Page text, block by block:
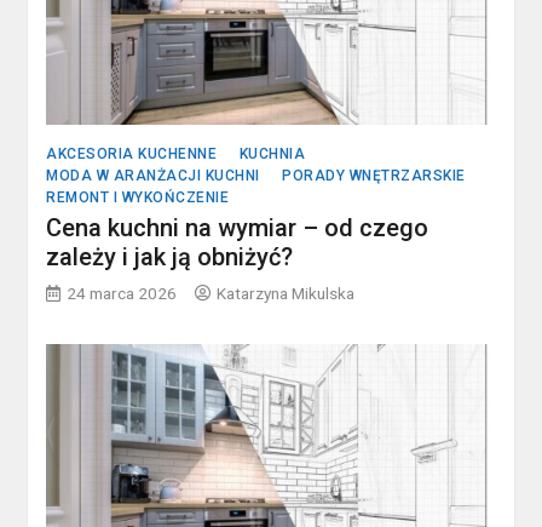
AKCESORIA KUCHENNE
KUCHNIA
MODA W ARANŻACJI KUCHNI
PORADY WNĘTRZARSKIE
REMONT I WYKOŃCZENIE
Cena kuchni na wymiar – od czego
zależy i jak ją obniżyć?
24 marca 2026 Katarzyna Mikulska